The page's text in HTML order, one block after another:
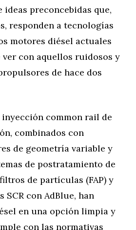
ideas preconcebidas que,
responden a tecnologías
motores diésel actuales
con aquellos ruidosos y
de hace dos
inyección common rail de
combinados con
de geometría variable y
de postratamiento de
de partículas (FAP) y
SCR con AdBlue, han
en una opción limpia y
con las normativas